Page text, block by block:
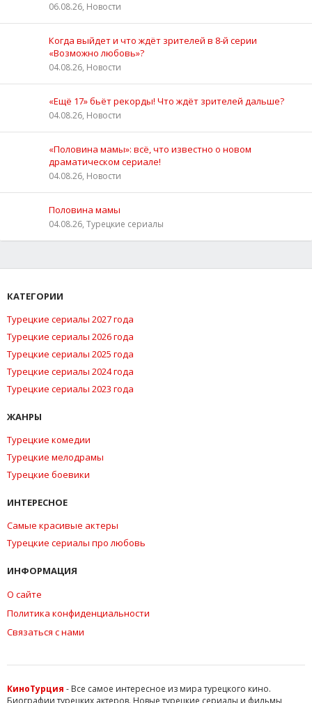
06.08.26, Новости
Когда выйдет и что ждёт зрителей в 8-й серии
«Возможно любовь»?
04.08.26, Новости
«Ещё 17» бьёт рекорды! Что ждёт зрителей дальше?
04.08.26, Новости
«Половина мамы»: всё, что известно о новом
драматическом сериале!
04.08.26, Новости
Половина мамы
04.08.26, Турецкие сериалы
КАТЕГОРИИ
Турецкие сериалы 2027 года
Турецкие сериалы 2026 года
Турецкие сериалы 2025 года
Турецкие сериалы 2024 года
Турецкие сериалы 2023 года
ЖАНРЫ
Турецкие комедии
Турецкие мелодрамы
Турецкие боевики
ИНТЕРЕСНОЕ
Самые красивые актеры
Турецкие сериалы про любовь
ИНФОРМАЦИЯ
О сайте
Политика конфиденциальности
Связаться с нами
КиноТурция - Все самое интересное из мира турецкого кино.